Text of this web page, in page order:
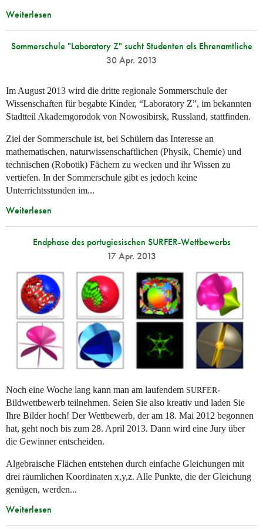
Weiterlesen
Sommerschule "Laboratory Z" sucht Studenten als Ehrenamtliche
30 Apr. 2013
Im August 2013 wird die dritte regionale Sommerschule der
Wissenschaften für begabte Kinder, “Laboratory Z”, im bekannten
Stadtteil Akademgorodok von Nowosibirsk, Russland, stattfinden.
Ziel der Sommerschule ist, bei Schülern das Interesse an
mathematischen, naturwissenschaftlichen (Physik, Chemie) und
technischen (Robotik) Fächern zu wecken und ihr Wissen zu
vertiefen. In der Sommerschule gibt es jedoch keine
Unterrichtsstunden im...
Weiterlesen
Endphase des portugiesischen SURFER-Wettbewerbs
17 Apr. 2013
Noch eine Woche lang kann man am laufendem SURFER-
Bildwettbewerb teilnehmen. Seien Sie also kreativ und laden Sie
Ihre Bilder hoch! Der Wettbewerb, der am 18. Mai 2012 begonnen
hat, geht noch bis zum 28. April 2013. Dann wird eine Jury über
die Gewinner entscheiden.
Algebraische Flächen entstehen durch einfache Gleichungen mit
drei räumlichen Koordinaten x,y,z. Alle Punkte, die der Gleichung
genügen, werden...
Weiterlesen